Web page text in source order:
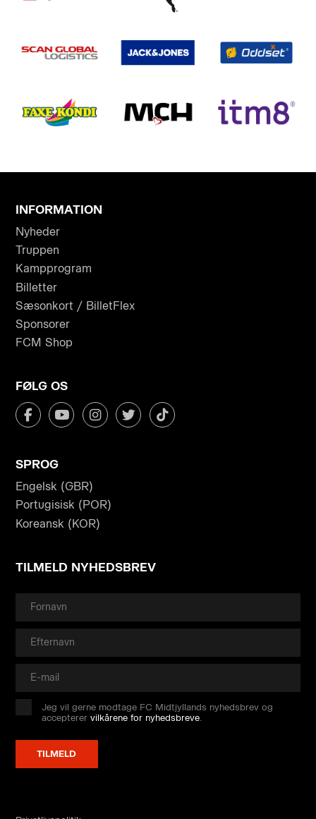
INFORMATION
Nyheder
Truppen
Kampprogram
Billetter
Sæsonkort / BilletFlex
Sponsorer
FCM Shop
FØLG OS
SPROG
Engelsk (GBR)
Portugisisk (POR)
Koreansk (KOR)
TILMELD NYHEDSBREV
Jeg vil gerne modtage FC Midtjyllands nyhedsbrev og
accepterervilkårene for nyhedsbreve.